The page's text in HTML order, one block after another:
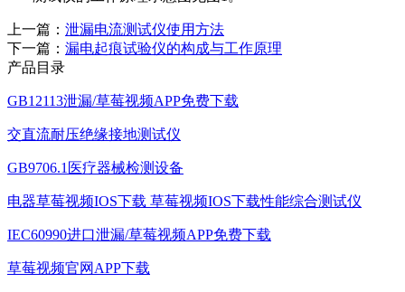
上一篇： 泄漏电流测试仪使用方法
下一篇： 漏电起痕试验仪的构成与工作原理
产品目录
GB12113泄漏/草莓视频APP免费下载
交直流耐压绝缘接地测试仪
GB9706.1医疗器械检测设备
电器草莓视频IOS下载 草莓视频IOS下载性能综合测试仪
IEC60990进口泄漏/草莓视频APP免费下载
草莓视频官网APP下载